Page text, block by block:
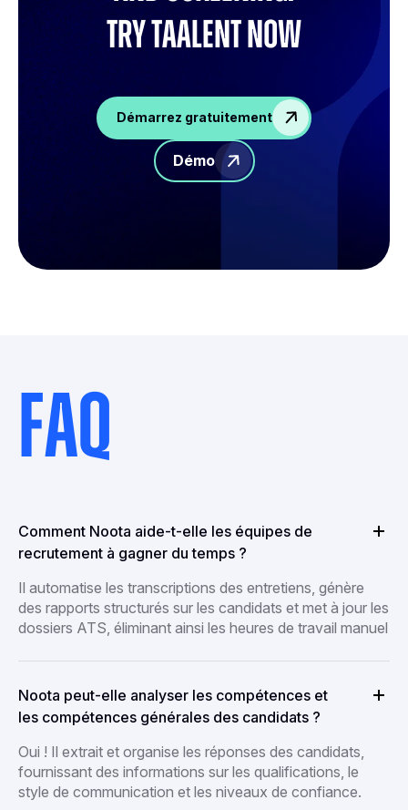
try Taalent now
Démarrez gratuitement
Démo
FAQ
Comment Noota aide-t-elle les équipes de
recrutement à gagner du temps ?
Il automatise les transcriptions des entretiens, génère
des rapports structurés sur les candidats et met à jour les
dossiers ATS, éliminant ainsi les heures de travail manuel
Noota peut-elle analyser les compétences et
les compétences générales des candidats ?
Oui ! Il extrait et organise les réponses des candidats,
fournissant des informations sur les qualifications, le
style de communication et les niveaux de confiance.